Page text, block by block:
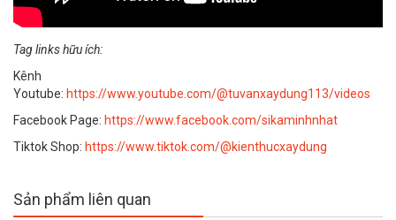
Tag links hữu ích:
Kênh
Youtube: https://www.youtube.com/@tuvanxaydung113/videos
Facebook Page: https://www.facebook.com/sikaminhnhat
Tiktok Shop: https://www.tiktok.com/@kienthucxaydung
Sản phẩm liên quan